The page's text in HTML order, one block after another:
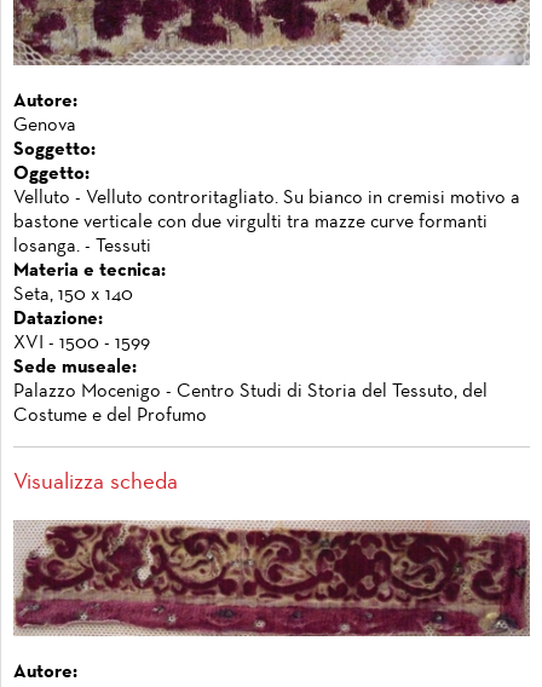
Autore:
Genova
Soggetto:
Oggetto:
Velluto - Velluto controritagliato. Su bianco in cremisi motivo a
bastone verticale con due virgulti tra mazze curve formanti
losanga. - Tessuti
Materia e tecnica:
Seta, 150 x 140
Datazione:
XVI - 1500 - 1599
Sede museale:
Palazzo Mocenigo - Centro Studi di Storia del Tessuto, del
Costume e del Profumo
Visualizza scheda
Autore: